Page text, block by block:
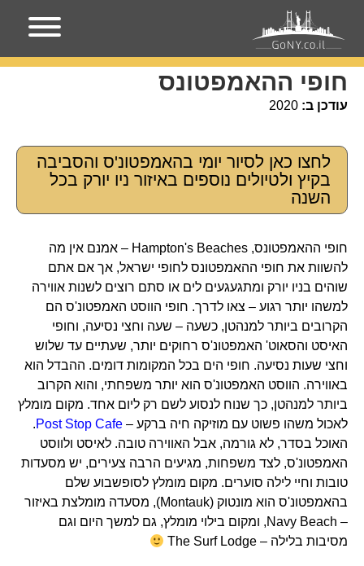
עמוד הבית מקומות בניו-יורק
חופי ההאמפטונס
עודכן ב: 2020
לחצו כאן לסיור יומי בהאמפטונ'ס והסביבה
בקיץ ולטיולים נוספים באיזור ניו יורק בכל
השנה
חופי ההאמפטונס, Hampton's Beaches – אמנם אין מה
להשוות את חופי ההאמפטונס לחופי ישראל, אך אם אתם
שוהים בניו יורק ומתגעגעים לים או סתם רוצים לשנות אווירה
למשהו יותר רגוע – צאו לדרך. חופי הווסט האמפטונ'ס הם
הקרובים ביותר למנהטן, כשעה – שעה וחצי נסיעה, וחופי
האיסט והסאוט' האמפטונ'ס רחוקים יותר, שעתיים עד שלוש
וחצי שעות נסיעה. חופי הים בכל המקומות דומים. ההבדל הוא
באווירה. הווסט האמפטונ'ס הוא יותר משפחתי, והוא הקרוב
ביותר למנהטן, כך שנוח לנסוע לשם רק ליום אחד. מקום מומלץ
לאכול משהו פשוט עם מוזיקה חיה ברקע – Post Stop Cafe
.
האוכל בסדר, לא גורמה, אבל האווירה טובה. לאיסט ולווסט
האמפטונ'ס, לצד משפחות, מגיעים הרבה צעירים, יש מסעדות
טובות וחיי לילה סוערים. מקום מומלץ לסופשבוע שלם
בהאמפטונ'ס הוא מונטוק (Montauk), מסעדה מומלצת באיזור
– Navy Beach, ומקום בילוי מומלץ, גם למשך היום וגם
מסיבות בלילה – The Surf Lodge